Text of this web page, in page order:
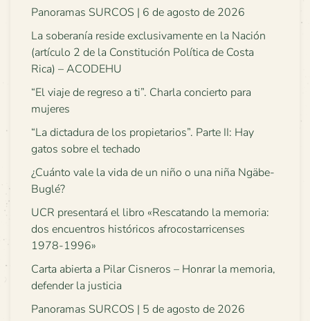
Panoramas SURCOS | 6 de agosto de 2026
La soberanía reside exclusivamente en la Nación
(artículo 2 de la Constitución Política de Costa
Rica) – ACODEHU
“El viaje de regreso a ti”. Charla concierto para
mujeres
“La dictadura de los propietarios”. Parte II: Hay
gatos sobre el techado
¿Cuánto vale la vida de un niño o una niña Ngäbe-
Buglé?
UCR presentará el libro «Rescatando la memoria:
dos encuentros históricos afrocostarricenses
1978-1996»
Carta abierta a Pilar Cisneros – Honrar la memoria,
defender la justicia
Panoramas SURCOS | 5 de agosto de 2026